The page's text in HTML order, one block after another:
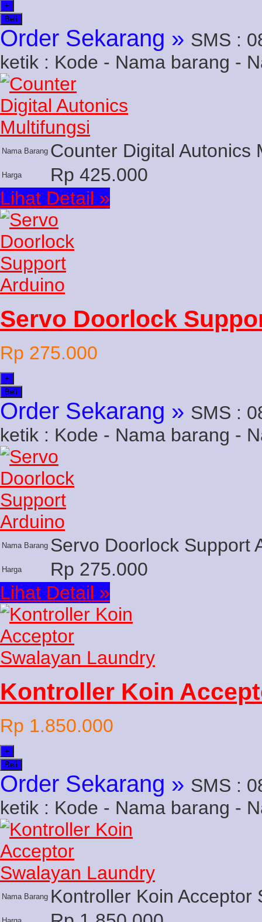
+
Beli
Order Sekarang » SMS :
ketik : Kode - Nama barang -
Nama Barang Counter Digital Autonics
Harga
Rp 425.000
Lihat Detail »
Servo Doorlock
Rp 275.000
+
Beli
Order Sekarang » SMS :
ketik : Kode - Nama barang -
Nama Barang Servo Doorlock Support
Harga
Rp 275.000
Lihat Detail »
Kontroller Koin
Rp 1.850.000
+
Beli
Order Sekarang » SMS :
ketik : Kode - Nama barang -
Nama Barang Kontroller Koin Acceptor